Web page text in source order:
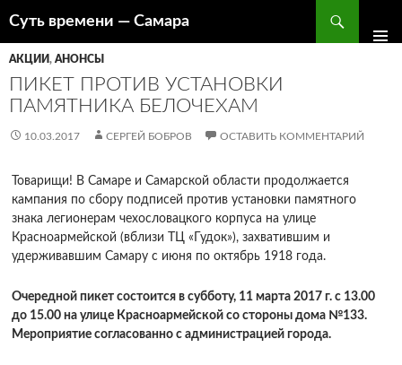
Суть времени — Самара
К
АКЦИИ, АНОНСЫ
ПИКЕТ ПРОТИВ УСТАНОВКИ
ПАМЯТНИКА БЕЛОЧЕХАМ
10.03.2017 СЕРГЕЙ БОБРОВ ОСТАВИТЬ КОММЕНТАРИЙ
Товарищи! В Самаре и Самарской области продолжается
кампания по сбору подписей против установки памятного
знака легионерам чехословацкого корпуса на улице
Красноармейской (вблизи ТЦ «Гудок»), захватившим и
удерживавшим Самару с июня по октябрь 1918 года.
Очередной пикет состоится в субботу, 11 марта 2017 г. с 13.00
до 15.00 на улице Красноармейской со стороны дома №133.
Мероприятие согласованно с администрацией города.